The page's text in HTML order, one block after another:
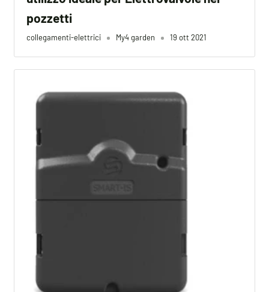
pozzetti
collegamenti-elettrici My4 garden 19 ott 2021